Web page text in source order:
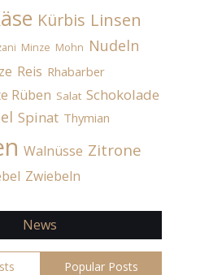
Kürbis Linsen
Minze Mohn Nudeln
Reis Rhabarber
Rüben Salat Schokolade
Spinat Thymian
Walnüsse Zitrone
Zwiebeln
News
Popular Posts